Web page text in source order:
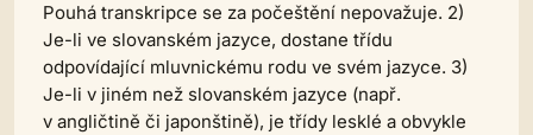
Pouhá transkripce se za počeštění nepovažuje. 2)
Je-li ve slovanském jazyce, dostane třídu
odpovídající mluvnickému rodu ve svém jazyce. 3)
Je-li v jiném než slovanském jazyce (např.
v angličtině či japonštině), je třídy lesklé a obvykle